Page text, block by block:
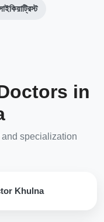
in
specialization
Khulna